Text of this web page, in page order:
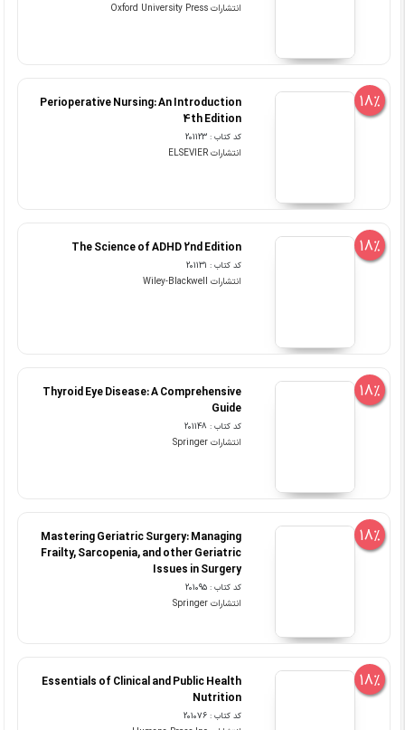
انتشارات Oxford University Press
18%
Perioperative Nursing: An Introduction
4th Edition
کد کتاب : 201123
انتشارات ELSEVIER
18%
The Science of ADHD 2nd Edition
کد کتاب : 201131
انتشارات Wiley-Blackwell
18%
Thyroid Eye Disease: A Comprehensive
Guide
کد کتاب : 201148
انتشارات Springer
18%
Mastering Geriatric Surgery: Managing
Frailty, Sarcopenia, and other Geriatric
Issues in Surgery
کد کتاب : 201095
انتشارات Springer
18%
Essentials of Clinical and Public Health
Nutrition
کد کتاب : 201076